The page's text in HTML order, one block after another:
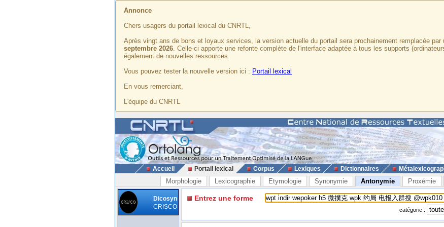
Annonce
Chers usagers du portail lexical du CNRTL,
Après vingt ans de bons et loyaux services, la version actuelle du portail sera prochainement remplacée par
septembre 2026. Celle-ci apporte une refonte complète de l'interface adaptée à tous les supports
également de nouvelles ressources.
Vous pouvez tester la nouvelle version ici : Portail lexical
En vous remerciant,
L'équipe du CNRTL
Accueil Portail lexical Corpus Lexiques Dictionnaires
Morphologie Lexicographie Etymologie Synonymie Antonymie Proxémie
Dicosyn
CRISCO
Entrez une forme
catégorie :